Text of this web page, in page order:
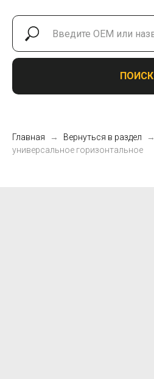
ПОИСК
Главная Вернуться в раздел
универсальное горизонтальное